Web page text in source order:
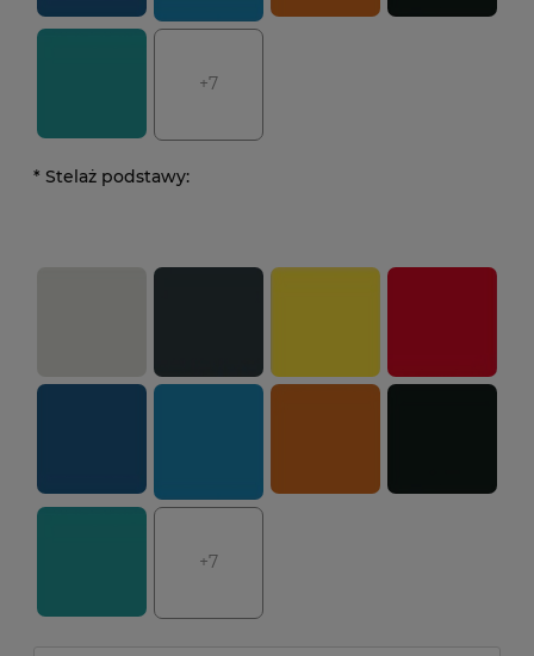
+7
* Stelaż podstawy:
+7